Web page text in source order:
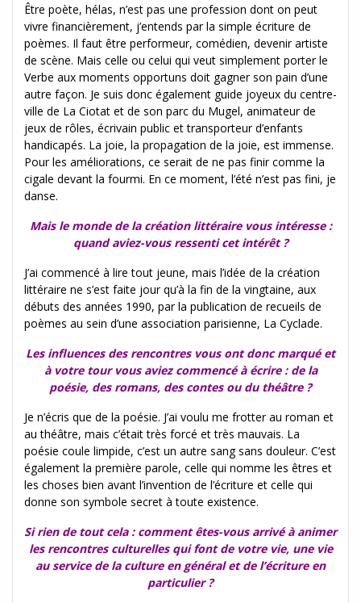
Être poète, hélas, n’est pas une profession dont on peut
vivre financièrement, j’entends par la simple écriture de
poèmes. Il faut être performeur, comédien, devenir artiste
de scène. Mais celle ou celui qui veut simplement porter le
Verbe aux moments opportuns doit gagner son pain d’une
autre façon. Je suis donc également guide joyeux du centre-
ville de La Ciotat et de son parc du Mugel, animateur de
jeux de rôles, écrivain public et transporteur d’enfants
handicapés. La joie, la propagation de la joie, est immense.
Pour les améliorations, ce serait de ne pas finir comme la
cigale devant la fourmi. En ce moment, l’été n’est pas fini, je
danse.
Mais le monde de la création littéraire vous intéresse :
quand aviez-vous ressenti cet intérêt ?
J’ai commencé à lire tout jeune, mais l’idée de la création
littéraire ne s’est faite jour qu’à la fin de la vingtaine, aux
débuts des années 1990, par la publication de recueils de
poèmes au sein d’une association parisienne, La Cyclade.
Les influences des rencontres vous ont donc marqué et
à votre tour vous aviez commencé à écrire : de la
poésie, des romans, des contes ou du théâtre ?
Je n’écris que de la poésie. J’ai voulu me frotter au roman et
au théâtre, mais c’était très forcé et très mauvais. La
poésie coule limpide, c’est un autre sang sans douleur. C’est
également la première parole, celle qui nomme les êtres et
les choses bien avant l’invention de l’écriture et celle qui
donne son symbole secret à toute existence.
Si rien de tout cela : comment êtes-vous arrivé à animer
les rencontres culturelles qui font de votre vie, une vie
au service de la culture en général et de l’écriture en
particulier ?